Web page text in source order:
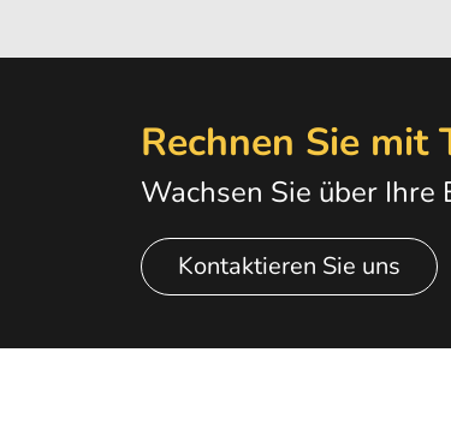
Rechnen Sie mit
Wachsen Sie über
Kontaktieren Sie uns